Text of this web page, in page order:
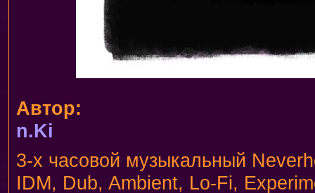
Автор:
n.Ki
3-х часовой музыкальный
IDM, Dub, Ambient, Lo-Fi,